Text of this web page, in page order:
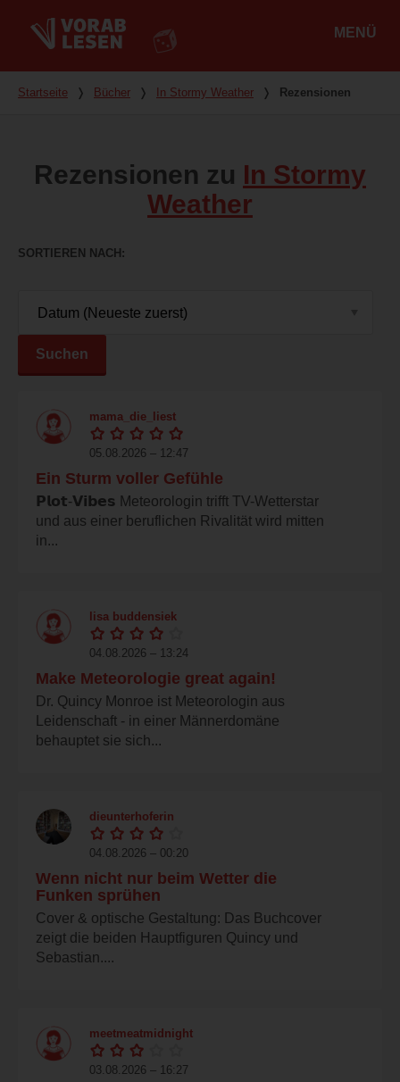
MENÜ
Du bist hier
Startseite ❭ Bücher ❭ In Stormy Weather ❭ Rezensionen
Rezensionen zu In Stormy
Weather
SORTIEREN NACH
Suchen
mama_die_liest
05.08.2026 – 12:47
Ein Sturm voller Gefühle
𝗣𝗹𝗼𝘁-𝗩𝗶𝗯𝗲𝘀 Meteorologin trifft TV-Wetterstar
und aus einer beruflichen Rivalität wird mitten
in...
lisa buddensiek
04.08.2026 – 13:24
Make Meteorologie great again!
Dr. Quincy Monroe ist Meteorologin aus
Leidenschaft - in einer Männerdomäne
behauptet sie sich...
dieunterhoferin
04.08.2026 – 00:20
Wenn nicht nur beim Wetter die
Funken sprühen
Cover & optische Gestaltung: Das Buchcover
zeigt die beiden Hauptfiguren Quincy und
Sebastian....
meetmeatmidnight
03.08.2026 – 16:27